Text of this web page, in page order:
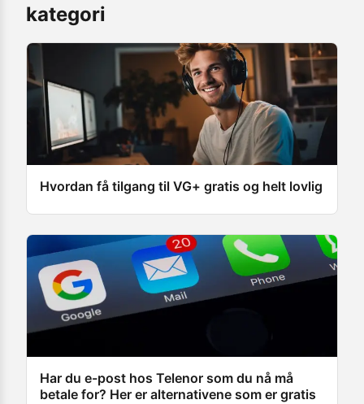
kategori
Hvordan få tilgang til VG+ gratis og helt lovlig
Har du e-post hos Telenor som du nå må
betale for? Her er alternativene som er gratis